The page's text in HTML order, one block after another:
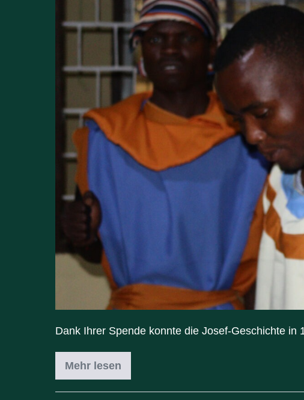
Dank Ihrer Spende konnte die Josef-Geschichte
Mehr lesen